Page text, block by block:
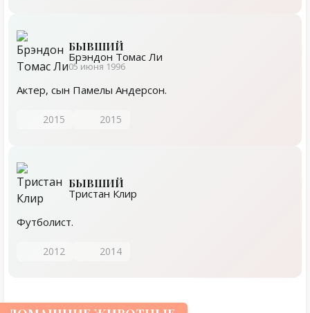
БЫВШИЙ
Брэндон Томас Ли
05 июня 1996
Актер, сын Памелы Андерсон.
2015 2015
БЫВШИЙ
Тристан Клир
Футболист.
2012 2014